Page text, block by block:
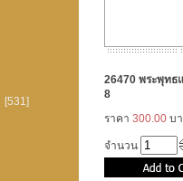
[531]
26470 พระพุทธ
8
ราคา 300.00 บ
จำนวน